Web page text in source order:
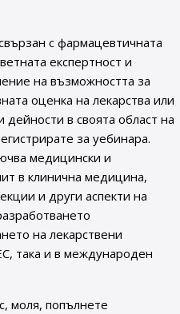
с фармацевтичната
експертност и
на възможността за
оценка на лекарства или
дейности в своята област на
за уебинара.
медицински и
в клинична медицина,
и други аспекти на
на лекарствени
така и в международен
моля, попълнете